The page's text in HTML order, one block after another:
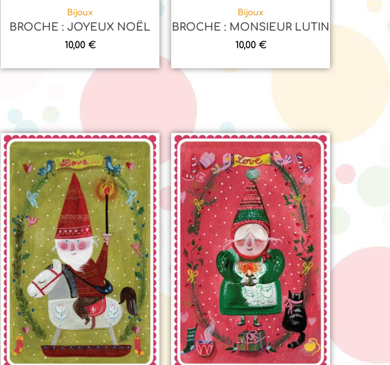
Bijoux
BROCHE : JOYEUX NOËL
10,00 €
Bijoux
BROCHE : MONSIEUR LUTIN
10,00 €